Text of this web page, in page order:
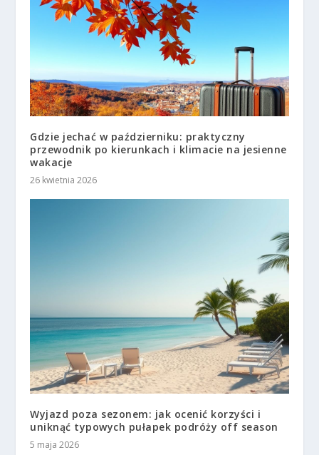
Gdzie jechać w październiku: praktyczny
przewodnik po kierunkach i klimacie na jesienne
wakacje
26 kwietnia 2026
Wyjazd poza sezonem: jak ocenić korzyści i
uniknąć typowych pułapek podróży off season
5 maja 2026